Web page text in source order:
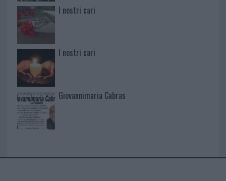
I nostri cari
I nostri cari
Giovannimaria Cabras